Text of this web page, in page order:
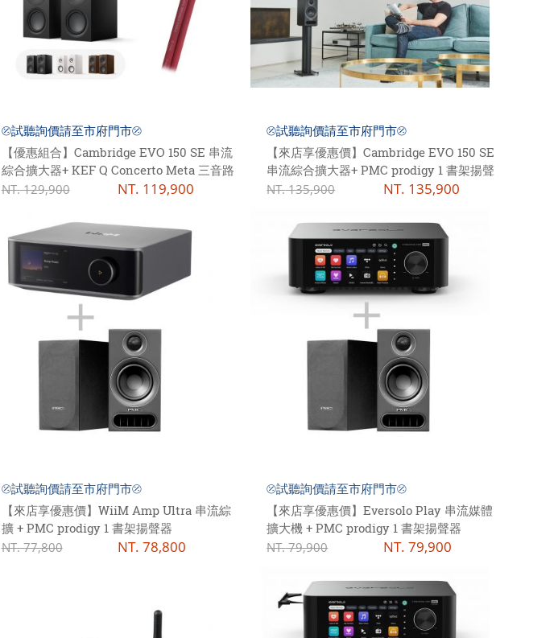
⦼試聽詢價請至市府門市⦼
【優惠組合】Cambridge EVO 150 SE 串流
綜合擴大器+ KEF Q Concerto Meta 三音路
書架式喇叭
NT.129,900 NT. 119,900
⦼試聽詢價請至市府門市⦼
【來店享優惠價】Cambridge EVO 150 SE
串流綜合擴大器+ PMC prodigy 1 書架揚聲
器
NT.135,900 NT. 135,900
⦼試聽詢價請至市府門市⦼
【來店享優惠價】WiiM Amp Ultra 串流綜
擴 + PMC prodigy 1 書架揚聲器
NT.77,800 NT. 78,800
⦼試聽詢價請至市府門市⦼
【來店享優惠價】Eversolo Play 串流媒體
擴大機 + PMC prodigy 1 書架揚聲器
NT.79,900 NT. 79,900